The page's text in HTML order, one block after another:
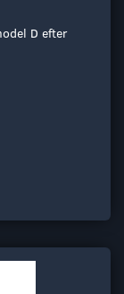
D efter